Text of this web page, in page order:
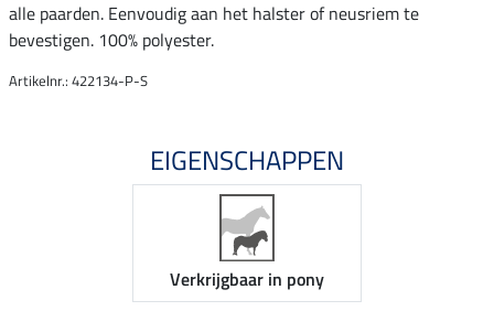
alle paarden. Eenvoudig aan het halster of neusriem te
bevestigen. 100% polyester.
Artikelnr.: 422134-P-S
EIGENSCHAPPEN
Verkrijgbaar in pony